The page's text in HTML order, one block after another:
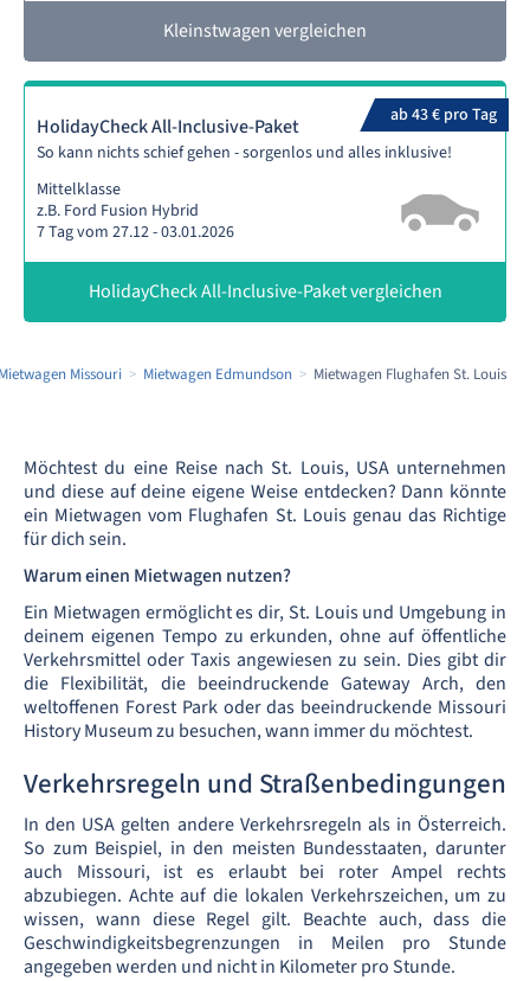
Kleinstwagen vergleichen
ab 43 € pro Tag
HolidayCheck All-Inclusive-Paket
So kann nichts schief gehen - sorgenlos und alles inklusive!
Mittelklasse
z.B. Ford Fusion Hybrid
7 Tag vom 27.12 - 03.01.2026
HolidayCheck All-Inclusive-Paket vergleichen
Missouri Mietwagen Edmundson Mietwagen Flughafen St. Louis
Möchtest du eine Reise nach St. Louis, USA unternehmen
und diese auf deine eigene Weise entdecken? Dann könnte
ein Mietwagen vom Flughafen St. Louis genau das Richtige
für dich sein.
Warum einen Mietwagen nutzen?
Ein Mietwagen ermöglicht es dir, St. Louis und Umgebung in
deinem eigenen Tempo zu erkunden, ohne auf öffentliche
Verkehrsmittel oder Taxis angewiesen zu sein. Dies gibt dir
die Flexibilität, die beeindruckende Gateway Arch, den
weltoffenen Forest Park oder das beeindruckende Missouri
History Museum zu besuchen, wann immer du möchtest.
Verkehrsregeln und Straßenbedingungen
In den USA gelten andere Verkehrsregeln als in Österreich.
So zum Beispiel, in den meisten Bundesstaaten, darunter
auch Missouri, ist es erlaubt bei roter Ampel rechts
abzubiegen. Achte auf die lokalen Verkehrszeichen, um zu
wissen, wann diese Regel gilt. Beachte auch, dass die
Geschwindigkeitsbegrenzungen in Meilen pro Stunde
angegeben werden und nicht in Kilometer pro Stunde.